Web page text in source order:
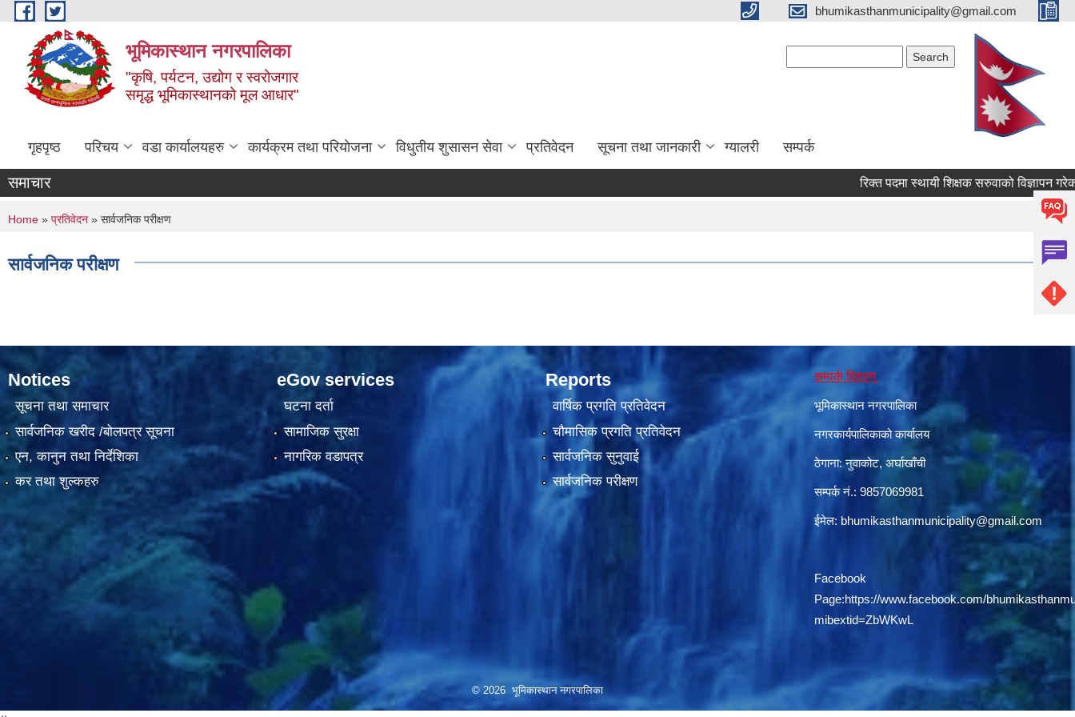
Skip to main content bhumikasthanmunicipality@gmail.com
भूमिकास्थान नगरपालिका
"कृषि, पर्यटन, उद्योग र स्वरोजगार
समृद्ध भूमिकास्थानको मूल आधार"
गृहपृष्ठ परिचय वडा कार्यालयहरु कार्यक्रम तथा परियोजना विधुतीय शुसासन सेवा प्रतिवेदन सूचना तथा जानकारी ग्यालरी सम्पर्क
समाचार रिक्त पदमा स्थायी शिक्षक सरुवाको विज्ञापन गरेको
You are here
Home » प्रतिवेदन » सार्वजनिक परीक्षण
सार्वजनिक परीक्षण
Notices
सूचना तथा समाचार
सार्वजनिक खरीद /बोलपत्र सूचना
एन, कानुन तथा निर्देशिका
कर तथा शुल्कहरु
eGov services
घटना दर्ता
सामाजिक सुरक्षा
नागरिक वडापत्र
Reports
वार्षिक प्रगति प्रतिवेदन
चौमासिक प्रगति प्रतिवेदन
सार्वजनिक सुनुवाई
सार्वजनिक परीक्षण
सम्पर्क विवरण
भूमिकास्थान नगरपालिका
नगरकार्यपालिकाको कार्यालय
ठेगाना: नुवाकोट, अर्घाखाँची
सम्पर्क नं.: 9857069981
ईमेल: bhumikasthanmunicipality@gmail.com
Facebook
Page:https://www.facebook.com/
mibextid=ZbWKwL
© 2026 भूमिकास्थान नगरपालिका